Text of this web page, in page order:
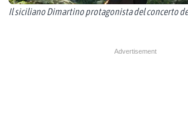
Il siciliano Dimartino protagonista del concerto